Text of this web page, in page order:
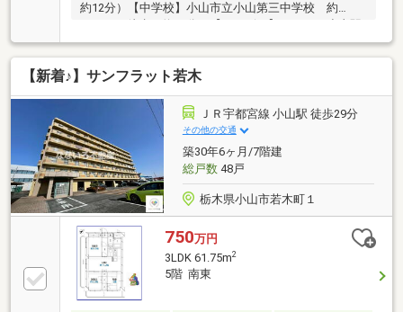
約12分）【中学校】小山市立小山第三中学校 約
東店約216m(徒歩で約3分)【郵便局】小山中央二郵便
局約1013m(徒歩で約13分)物件周辺のハザードマップ
を提供しています。お気軽にお問い合わせください。
【新着♪】サンフラット若木
ＪＲ宇都宮線 小山駅 徒歩29分
その他の交通
築30年6ヶ月/7階建
総戸数48戸
栃木県小山市若木町１
750万円
3LDK 61.75m2
5階 南東